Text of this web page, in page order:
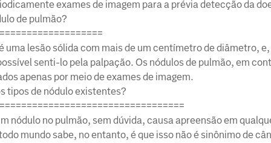
exames de imagem para a prévia detecção da
de pulmão?
uma lesão sólida com mais de um centímetro de diâmetro,
senti-lo pela palpação. Os nódulos de pulmão, em
apenas por meio de exames de imagem.
tipos de nódulo existentes?
nódulo no pulmão, sem dúvida, causa apreensão em
mundo sabe, no entanto, é que isso não é sinônimo de